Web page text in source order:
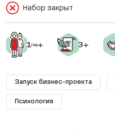
Набор закрыт
Запуск бизнес-проекта
Психология